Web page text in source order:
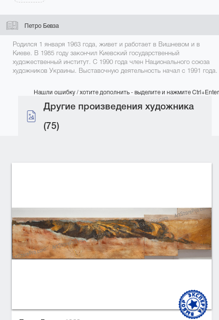
Петро Бевза
Родился 1 января 1963 года, живет и работает в Вишневом и в
Киеве. В 1985 году закончил Киевский государственный
художественный институт. С 1990 года член Национального союза
художников Украины. Выставочную деятельность начал с 1991 года.
Нашли ошибку / хотите дополнить - выделите и нажмите Ctrl+Enter
Другие произведения художника
(75)